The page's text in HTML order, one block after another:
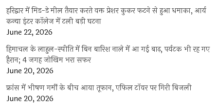
हरिद्वार में मिड-डे मील तैयार करते वक्त प्रेशर कुकर फटने से हुआ धमाका, आर्य
कन्या इंटर कॉलेज में टली बड़ी घटना
June 22, 2026
हिमाचल के लाहुल-स्पीति में बिन बारिश नाले में आ गई बाढ़, पर्यटक भी रह गए
हैरान; 4 जगह जोखिम भरा सफर
June 20, 2026
फ्रांस में भीषण गर्मी के बीच आया तूफान, एफिल टॉवर पर गिरी बिजली
June 20, 2026